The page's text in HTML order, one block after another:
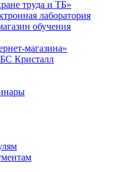
труда и ТБ»
лаборатория
обучения
магазина»
Кристалл